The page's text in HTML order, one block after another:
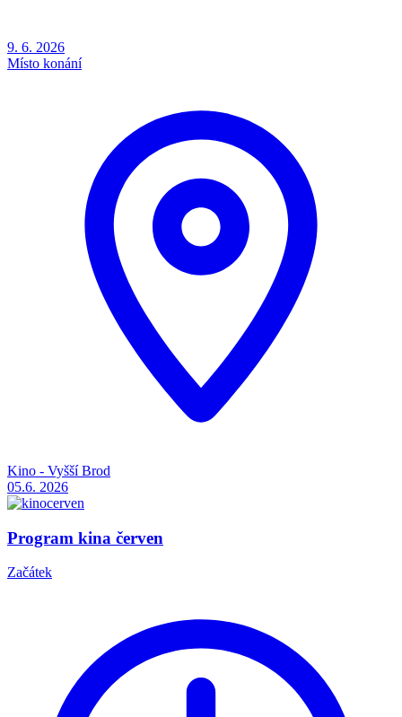
9. 6. 2026
Místo konání
Kino - Vyšší Brod
05.6. 2026
Program kina červen
Začátek